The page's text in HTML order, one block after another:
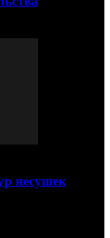
несушек